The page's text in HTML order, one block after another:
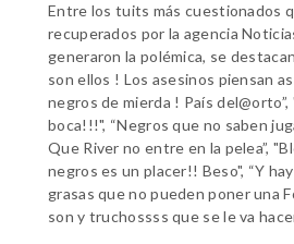
Entre los tuits más cuestionados
recuperados por la agencia
generaron la polémica, se
son ellos ! Los asesinos piensan
negros de mierda ! País
boca!!!", “Negros que no saben
Que River no entre en la pelea”,
negros es un placer!! Beso", “Y
grasas que no pueden poner una
son y truchossss que se le va